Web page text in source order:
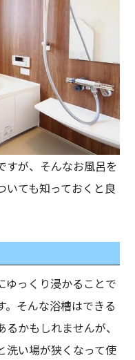
すが、そんなお風呂を
いても知っておくと良
ゆっくり浸かることで
。そんな浴槽はできる
かもしれませんが、
洗い場が狭くなって使